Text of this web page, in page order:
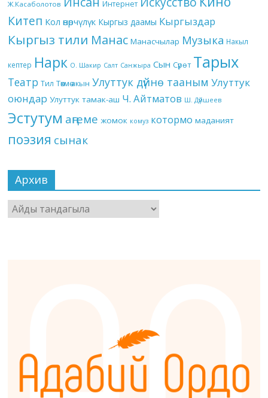
Ж.Касаболотов Интернет
Китеп Кол өнөрчүлүк Кыргыз даамы Кыргыздар
Кыргыз тили Манас Манасчылар Музыка Накыл
кептер Нарк О. Шакир Салт Санжыра Сын Сүрөт Тарых
Театр Тил Төкмө акын Улуттук дүйнө тааным Улуттук
оюндар Улуттук тамак-аш Ч. Айтматов Ш. Дүйшеев
Эстутум аңгеме жомок комуз котормо маданият
поэзия сынак
Архив
Архив